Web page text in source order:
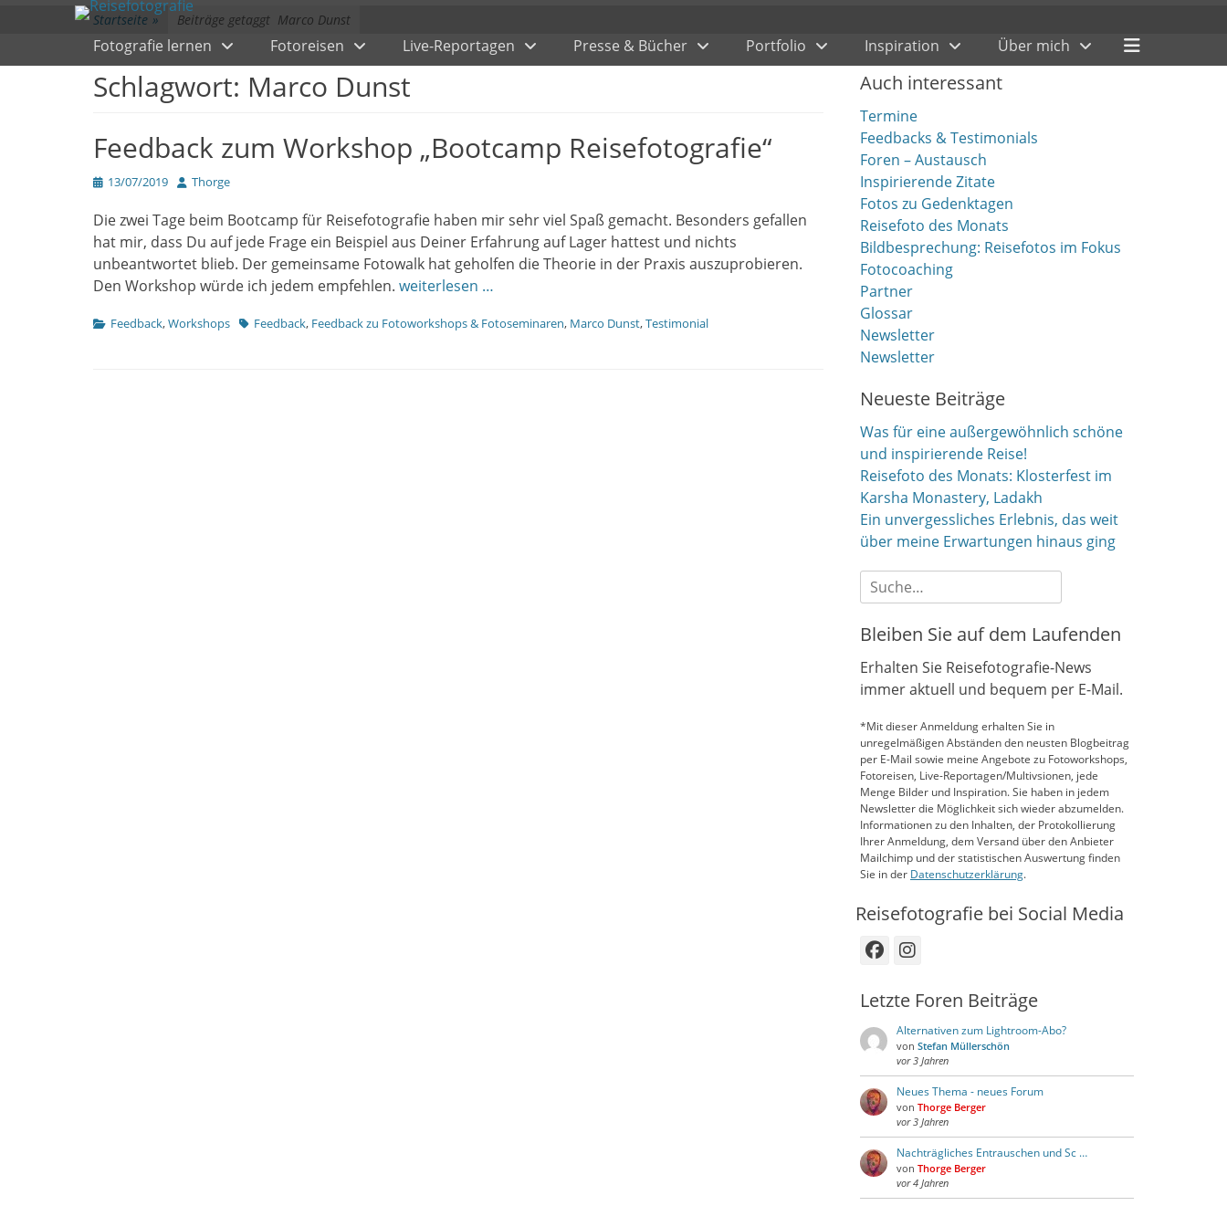
zum
überspringen
Primärmenü
Fotografie lernen Fotoreisen Live-Reportagen Presse & Bücher Portfolio Inspiration Über mich
Header
Toggle
Startseite » Beiträge getaggt Marco Dunst
Schlagwort: Marco Dunst
Feedback zum Workshop „Bootcamp Reisefotografie“
Veröffentlicht
13/07/2019 Author
Thorge
Die zwei Tage beim Bootcamp für Reisefotografie haben mir sehr viel Spaß gemacht. Besonders gefallen
hat mir, dass Du auf jede Frage ein Beispiel aus Deiner Erfahrung auf Lager hattest und nichts
unbeantwortet blieb. Der gemeinsame Fotowalk hat geholfen die Theorie in der Praxis auszuprobieren.
Den Workshop würde ich jedem empfehlen. weiterlesen …
Kategorien
Feedback,Workshops TagsFeedback, Feedback zu Fotoworkshops & Fotoseminaren, Marco Dunst,Testimonial
Auch interessant
Termine
Feedbacks & Testimonials
Foren – Austausch
Inspirierende Zitate
Fotos zu Gedenktagen
Reisefoto des Monats
Bildbesprechung: Reisefotos im Fokus
Fotocoaching
Partner
Glossar
Newsletter
Newsletter
Neueste Beiträge
Was für eine außergewöhnlich schöne
und inspirierende Reise!
Reisefoto des Monats: Klosterfest im
Karsha Monastery, Ladakh
Ein unvergessliches Erlebnis, das weit
über meine Erwartungen hinaus ging
Suche
nach:
Bleiben Sie auf dem Laufenden
Erhalten Sie Reisefotografie-News
immer aktuell und bequem per E-Mail.
*Mit dieser Anmeldung erhalten Sie in
unregelmäßigen Abständen den neusten Blogbeitrag
per E-Mail sowie meine Angebote zu Fotoworkshops,
Fotoreisen, Live-Reportagen/Multivsionen, jede
Menge Bilder und Inspiration. Sie haben in jedem
Newsletter die Möglichkeit sich wieder abzumelden.
Informationen zu den Inhalten, der Protokollierung
Ihrer Anmeldung, dem Versand über den Anbieter
Mailchimp und der statistischen Auswertung finden
Sie in der Datenschutzerklärung.
Reisefotografie bei Social Media
Facebook
Instagram
Letzte Foren Beiträge
Alternativen zum Lightroom-Abo?
von Stefan Müllerschön
vor 3 Jahren
Neues Thema - neues Forum
von Thorge Berger
vor 3 Jahren
Nachträgliches Entrauschen und Sc …
von Thorge Berger
vor 4 Jahren